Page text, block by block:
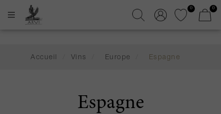
0 0
Accueil Vins Europe Espagne
Espagne